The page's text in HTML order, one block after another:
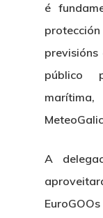
é
público
A